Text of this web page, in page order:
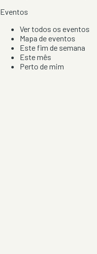
Eventos
Ver todos os eventos
Mapa de eventos
Este fim de semana
Este mês
Perto de mim